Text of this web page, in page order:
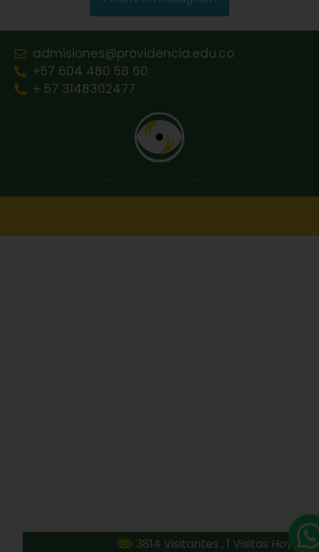
3814 Visitantes , 1 Visitas Hoy
admisiones@providencia.edu.co
+57 604 480 58 60
+ 57 3148302477